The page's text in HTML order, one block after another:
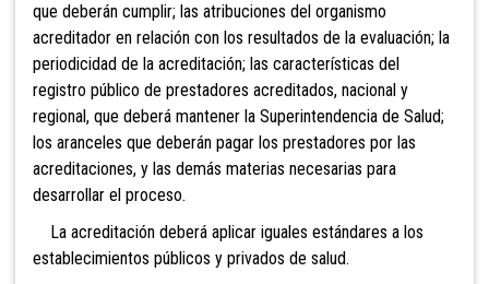
que deberán cumplir; las atribuciones del organismo
acreditador en relación con los resultados de la evaluación; la
periodicidad de la acreditación; las características del
registro público de prestadores acreditados, nacional y
regional, que deberá mantener la Superintendencia de Salud;
los aranceles que deberán pagar los prestadores por las
acreditaciones, y las demás materias necesarias para
desarrollar el proceso.
La acreditación deberá aplicar iguales estándares a los
establecimientos públicos y privados de salud.